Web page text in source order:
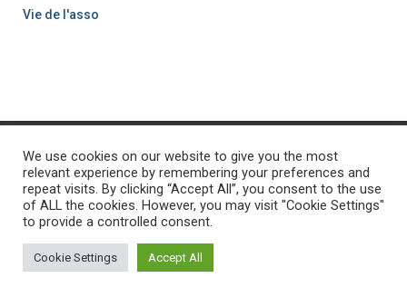
Vie de l'asso
ACCUEIL PROJET SURDITÉ PROJETS-SOLIDARITÉ
ACTUALITÉS CONTACT FAIRE UN DON PROJET EAU
Hestia | Développé par
We use cookies on our website to give you the most
relevant experience by remembering your preferences and
repeat visits. By clicking “Accept All”, you consent to the use
of ALL the cookies. However, you may visit "Cookie Settings"
to provide a controlled consent.
Cookie Settings Accept All